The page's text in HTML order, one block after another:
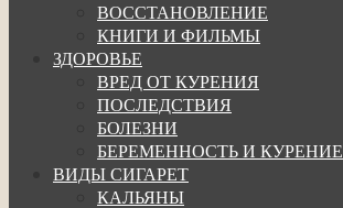
ВОССТАНОВЛЕНИЕ
КНИГИ И ФИЛЬМЫ
ЗДОРОВЬЕ
ВРЕД ОТ КУРЕНИЯ
ПОСЛЕДСТВИЯ
БОЛЕЗНИ
БЕРЕМЕННОСТЬ И КУРЕНИЕ
ВИДЫ СИГАРЕТ
КАЛЬЯНЫ